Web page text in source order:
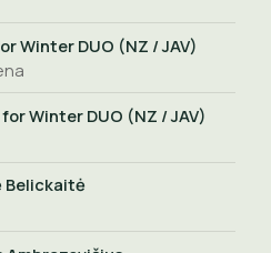
Winter DUO (NZ / JAV)
for Winter DUO (NZ / JAV)
Belickaitė